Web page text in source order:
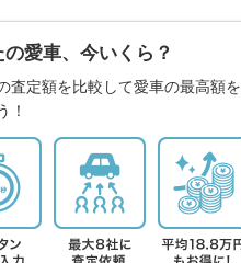
の愛車、今いくら？
査定額を比較して愛車の最高額を
！